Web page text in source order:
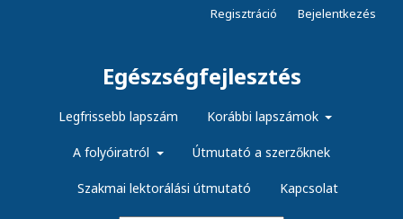
Egészségfejlesztés
Legfrissebb lapszám Korábbi lapszámok
A folyóiratról Útmutató a szerzőknek
Szakmai lektorálási útmutató Kapcsolat
Regisztráció Bejelentkezés